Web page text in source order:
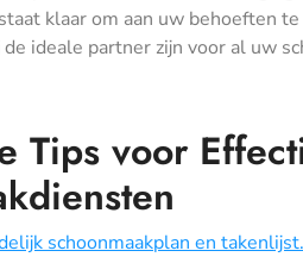
klaar om aan uw behoeften
ideale partner zijn voor al uw
Tips voor
schoonmaakplan en takenlijst.